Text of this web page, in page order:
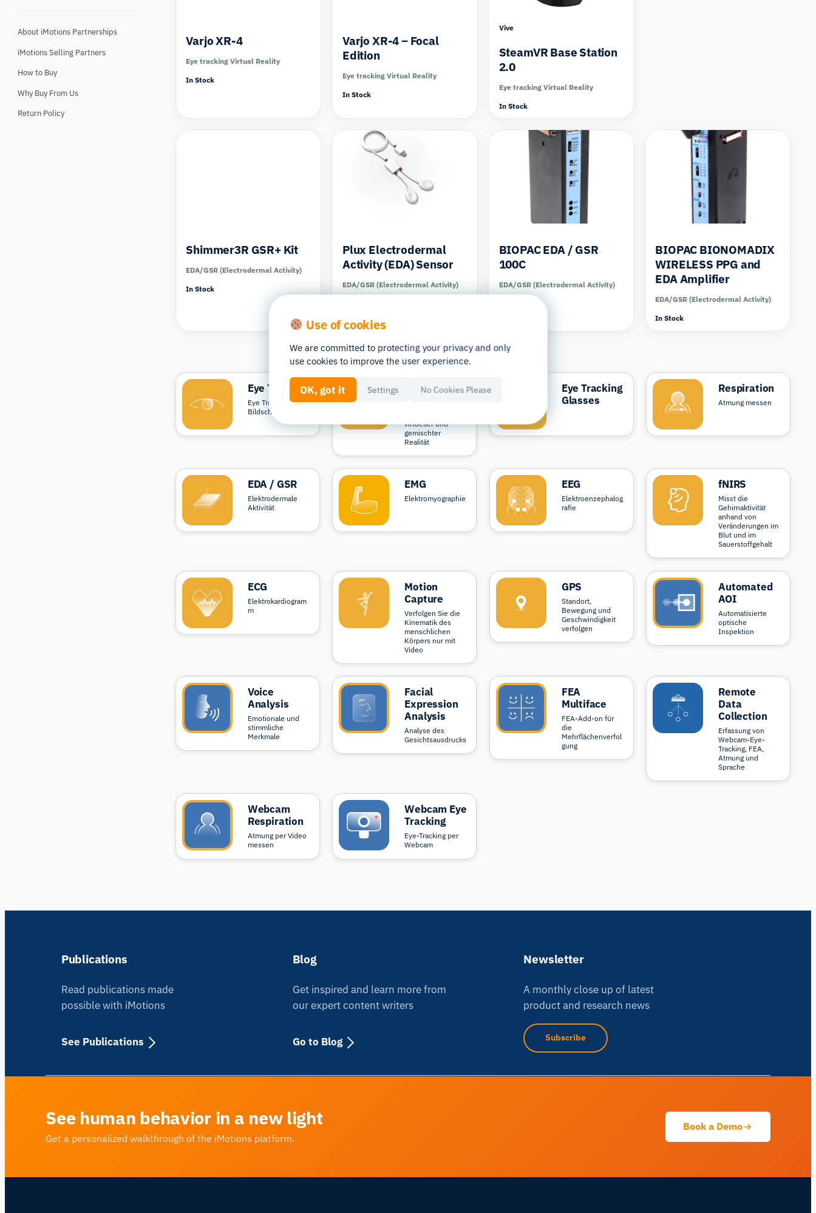
About iMotions Partnerships
iMotions Selling Partners
How to Buy
Why Buy From Us
Return Policy
Varjo XR-4
Eye tracking Virtual Reality
In Stock
Varjo XR-4 – Focal
Edition
Eye tracking Virtual Reality
In Stock
Vive
SteamVR Base Station
2.0
Eye tracking Virtual Reality
In Stock
Shimmer3R GSR+ Kit
EDA/GSR (Electrodermal Activity)
In Stock
Plux Electrodermal
Activity (EDA) Sensor
EDA/GSR (Electrodermal Activity)
Compare
BIOPAC EDA / GSR
100C
EDA/GSR (Electrodermal Activity)
Compare
BIOPAC BIONOMADIX
WIRELESS PPG and
EDA Amplifier
EDA/GSR (Electrodermal Activity)
In Stock
Eye Tracking
Eye Tracking –
Bildschirmbasiert
Eye Tracking
virtueller und
gemischter
Realität
Eye Tracking
Glasses
Respiration
Atmung messen
EDA / GSR
Elektrodermale
Aktivität
EMG
Elektromyographie
EEG
Elektroenzephalog
rafie
fNIRS
Misst die
Gehirnaktivität
anhand von
Veränderungen im
Blut und im
Sauerstoffgehalt
ECG
Elektrokardiogram
m
Motion
Capture
Verfolgen Sie die
Kinematik des
menschlichen
Körpers nur mit
Video
GPS
Standort,
Bewegung und
Geschwindigkeit
verfolgen
Automated
AOI
Automatisierte
optische
Inspektion
Voice
Analysis
Emotionale und
stimmliche
Merkmale
Facial
Expression
Analysis
Analyse des
Gesichtsausdrucks
FEA
Multiface
FEA-Add-on für
die
Mehrflächenverfol
gung
Remote
Data
Collection
Erfassung von
Webcam-Eye-
Tracking, FEA,
Atmung und
Sprache
Webcam
Respiration
Atmung per Video
messen
Webcam Eye
Tracking
Eye-Tracking per
Webcam
Publications
Read publications made
possible with iMotions
See Publications
Blog
Get inspired and learn more from
our expert content writers
Go to Blog
Newsletter
A monthly close up of latest
product and research news
Subscribe
See human behavior in a new light
Get a personalized walkthrough of the iMotions platform.
Book a Demo
Use of cookies
We are committed to protecting your privacy and only
use cookies to improve the user experience.
OK, got it Settings No Cookies Please
oder beschreiben Sie, was Sie untersuchen
FRAGEN SIE ZU DIESER SEITE
Womit kann ich es koppeln?